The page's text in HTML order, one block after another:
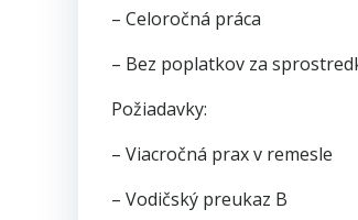
– Celoročná práca
– Bez poplatkov za
Požiadavky:
– Viacročná prax v remesle
– Vodičský preukaz B